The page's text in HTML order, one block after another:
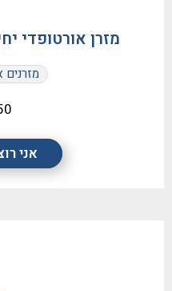
אני
מזרן אורטופדי
מזרנים
₪